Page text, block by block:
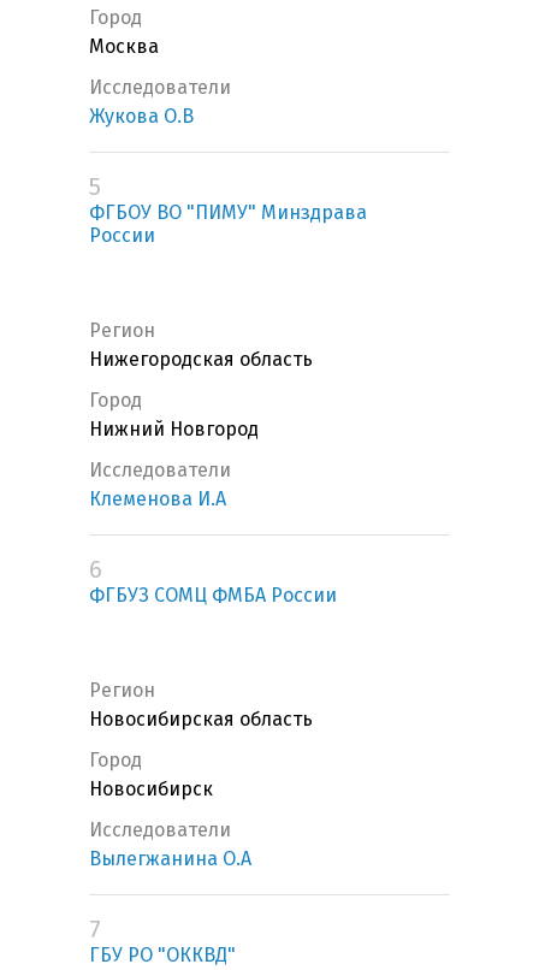
Город
Москва
Исследователи
Жукова О.В
5
ФГБОУ ВО "ПИМУ" Минздрава
России
Регион
Нижегородская область
Город
Нижний Новгород
Исследователи
Клеменова И.А
6
ФГБУЗ СОМЦ ФМБА России
Регион
Новосибирская область
Город
Новосибирск
Исследователи
Вылегжанина О.А
7
ГБУ РО "ОККВД"